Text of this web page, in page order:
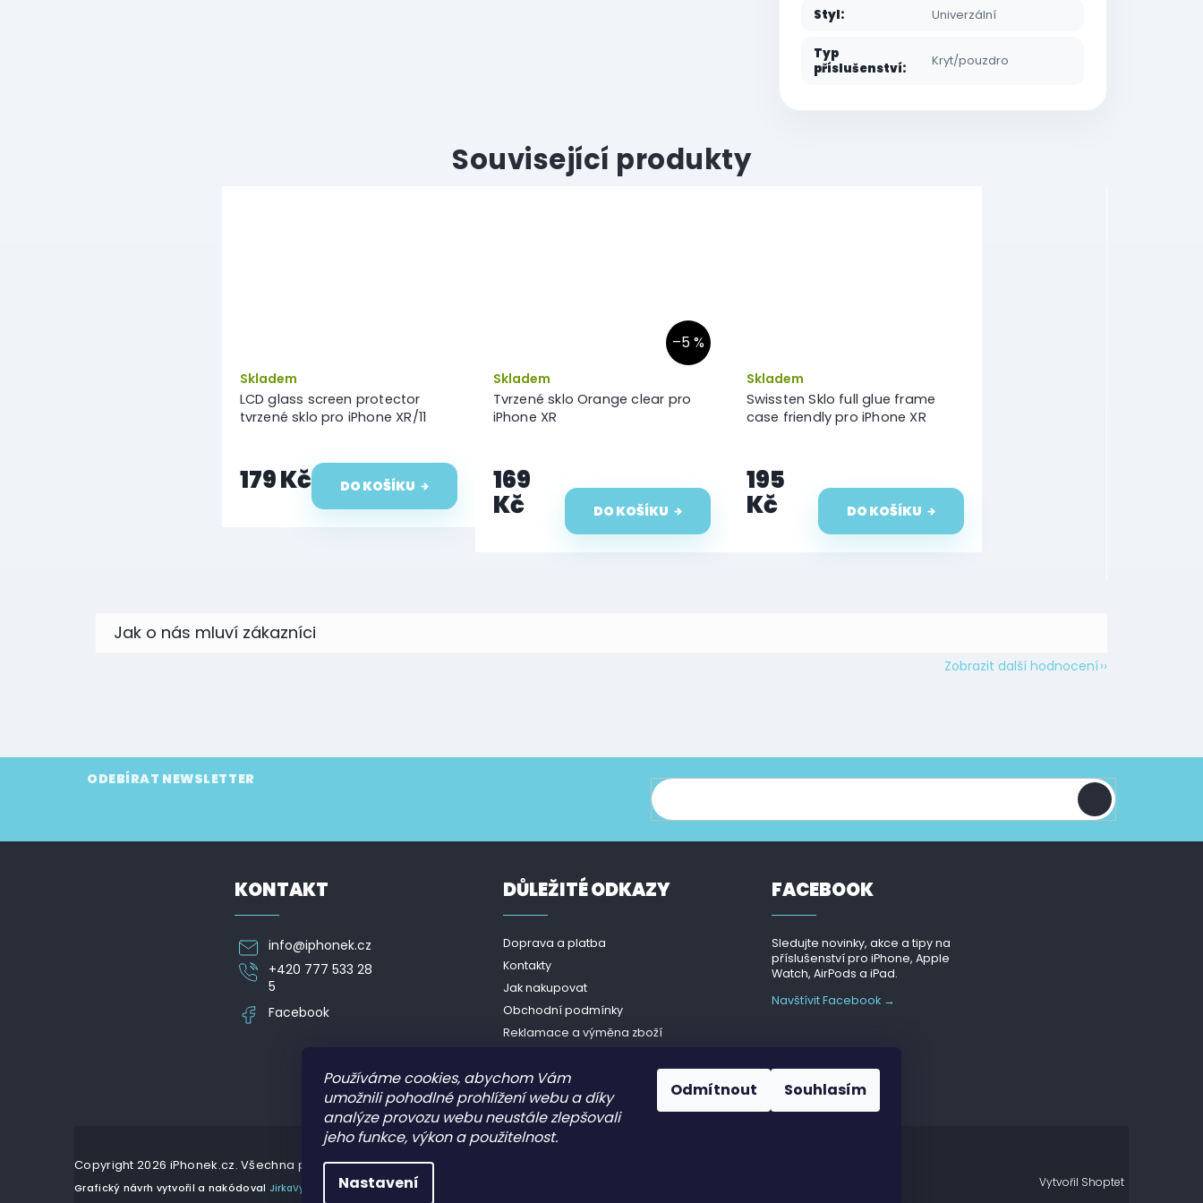
Používáme cookies, abychom Vám
umožnili pohodlné prohlížení webu a díky
analýze provozu webu neustále zlepšovali
jeho funkce, výkon a použitelnost.
Nastavení
Odmítnout Souhlasím
Styl: Univerzální
Typ
příslušenství: Kryt/pouzdro
Související produkty
LCD glass screen protector
tvrzené sklo pro iPhone XR/11
Skladem
179 Kč DO KOŠÍKU
–5 %
Tvrzené sklo Orange clear pro
iPhone XR
Skladem
169
Kč DO KOŠÍKU
Swissten Sklo full glue frame
case friendly pro iPhone XR
Skladem
195
Kč DO KOŠÍKU
Zobrazit další hodnocení
Z
t
ODEBÍRAT NEWSLETTER
KONTAKT
info@iphonek.cz
+420 777 533 28
5
Facebook
DŮLEŽITÉ ODKAZY
Doprava a platba
Kontakty
Jak nakupovat
Obchodní podmínky
Reklamace a výměna zboží
údajů - GDPR
FACEBOOK
Sledujte novinky, akce a tipy na
příslušenství pro iPhone, Apple
Watch, AirPods a iPad.
Navštívit Facebook →
Vytvořil Shoptet
Copyright 2026 iPhonek.cz. Všechna práva vyhrazena.
Grafický návrh vytvořil a nakódoval JirkaVyhnalek.cz